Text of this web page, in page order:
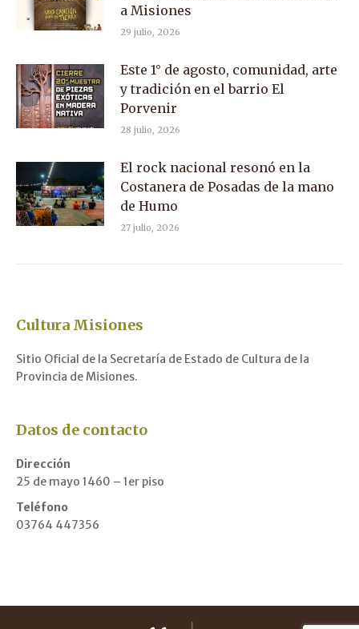
a Misiones
29 julio, 2026
Este 1° de agosto, comunidad, arte
y tradición en el barrio El
Porvenir
28 julio, 2026
El rock nacional resonó en la
Costanera de Posadas de la mano
de Humo
27 julio, 2026
Cultura Misiones
Sitio Oficial de la Secretaría de Estado de Cultura de la
Provincia de Misiones.
Datos de contacto
Dirección
25 de mayo 1460 – 1er piso
Teléfono
03764 447356